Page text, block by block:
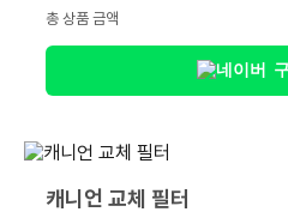
총 상품 금액
캐니언 교체 필터